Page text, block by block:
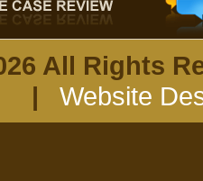
All Rights
|
Website